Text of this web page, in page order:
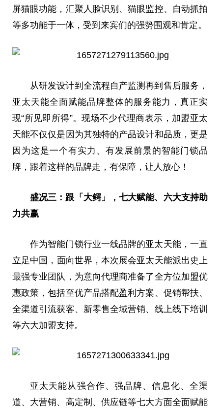
屏猫眼功能，汇聚人脸识别、猫眼监控、自动抓拍
等多功能于一体，受到来宾们的强势围观和肯定。
从研发设计到全流程自产监测再到售后服务，
亚太天能全面赋能品牌整体的服务能力，真正实
现“所见即所得”。现场不少代理商表示，加盟亚太
天能不仅仅是因为其独特的产品设计和品质，更是
因为这是一个有实力、有发展前景的智能门锁品
牌，跟着这样的品牌走，有保障，让人放心！
盛况三：跟「大鳄」，七大赋能、六大支持助
力共赢
作为智能门锁行业一线品牌的亚太天能，一直
立足 中国 ，面向世界，本次展会亚太天能派出史上
最强专业团队，为意向代理商准备了全方位加盟优
惠政策，包括至优产品搭配盈利方案、促销帮扶、
全渠道引流获客、新零售全域营销、线上线下培训
等六大加盟支持。
亚太天能从强合作、强品牌、信息化、全渠
道、大营销、高定制、供应链等七大方面全面赋能